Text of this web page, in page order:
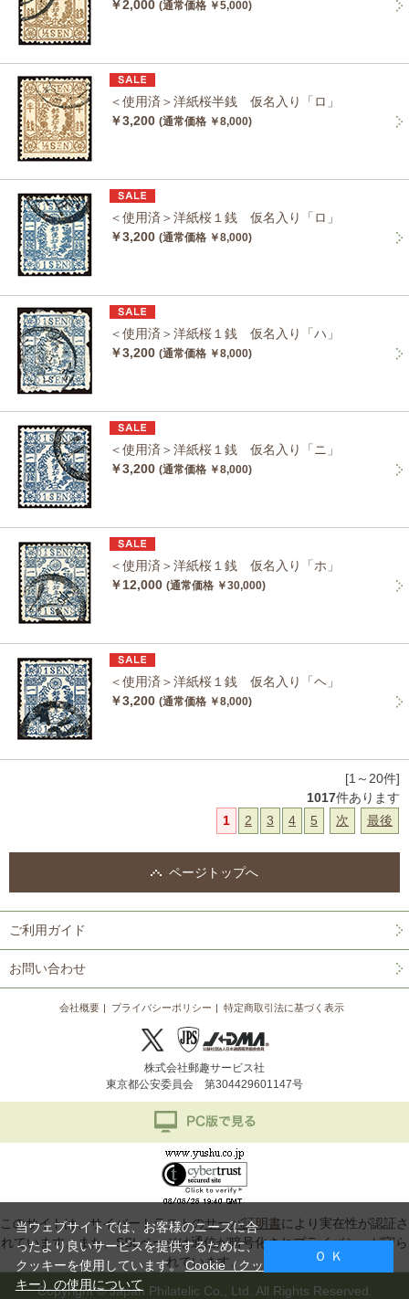
￥2,000 (通常価格 ￥5,000)
＜使用済＞洋紙桜半銭 仮名入り「ロ」
￥3,200 (通常価格 ￥8,000)
＜使用済＞洋紙桜１銭 仮名入り「ロ」
￥3,200 (通常価格 ￥8,000)
＜使用済＞洋紙桜１銭 仮名入り「ハ」
￥3,200 (通常価格 ￥8,000)
＜使用済＞洋紙桜１銭 仮名入り「ニ」
￥3,200 (通常価格 ￥8,000)
＜使用済＞洋紙桜１銭 仮名入り「ホ」
￥12,000 (通常価格 ￥30,000)
＜使用済＞洋紙桜１銭 仮名入り「ヘ」
￥3,200 (通常価格 ￥8,000)
[1～20件]
1017件あります
1
2 3 4 5 次 最後
ページトップへ
ご利用ガイド
お問い合わせ
会社概要 プライバシーポリシー 特定商取引法に基づく表示
株式会社郵趣サービス社
東京都公安委員会 第304429601147号
このサイトは、サイバートラストのサーバ証明書により実在性が認証さ
れています。また、SSLページは通信が暗号化されプライバシーが守ら
れています。
Copyright © Japan Philatelic Co., Ltd. All Rights Reserved.
当ウェブサイトでは、お客様のニーズに合
ったより良いサービスを提供するために、
クッキーを使用しています。Cookie（クッ
キー）の使用について
Ｏ Ｋ